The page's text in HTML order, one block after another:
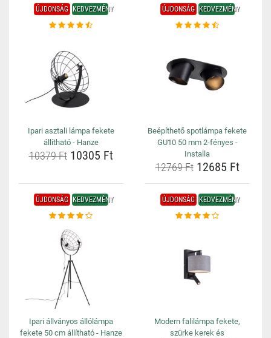
ÚJDONSÁG KEDVEZMÉNY
Ipari asztali lámpa fekete
állítható - Hanze
10379 Ft10305 Ft
ÚJDONSÁG KEDVEZMÉNY
Beépíthető spotlámpa fekete
GU10 50 mm 2-fényes -
Installa
12769 Ft12685 Ft
ÚJDONSÁG KEDVEZMÉNY
Ipari állványos állólámpa
fekete 50 cm állítható - Hanze
ÚJDONSÁG KEDVEZMÉNY
Modern falilámpa fekete,
szürke kerek és